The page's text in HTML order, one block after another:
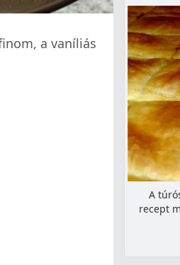
a vaníliás
A
recept